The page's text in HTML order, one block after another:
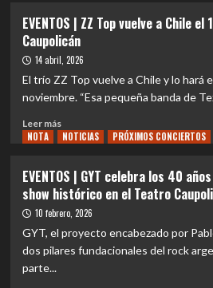
y
promete
una
demoledora
en
CONCIERTO
|
Mac
Demarco
Chile:
Un
regreso
marina
EVENTOS | ZZ Top vuelve a Chile
Caupolicán
14 abril, 2026
El trío ZZ Top vuelve a Chile y lo hará
noviembre. “Esa pequeña banda de
Leer másLeer
más
|
ZZ
Top
a
Chile
NOTA NOTICIAS PRÓXIMOS CONCIERTOS
EVENTOS | GYT celebra los 40
show histórico en el Teatro
10 febrero, 2026
GYT, el proyecto encabezado por
dos pilares fundacionales del rock
parte...